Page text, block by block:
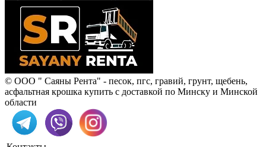
© ООО " Саяны Рента" - песок, пгс, гравий, грунт, щебень,
асфальтная крошка купить с доставкой по Минску и Минской
области